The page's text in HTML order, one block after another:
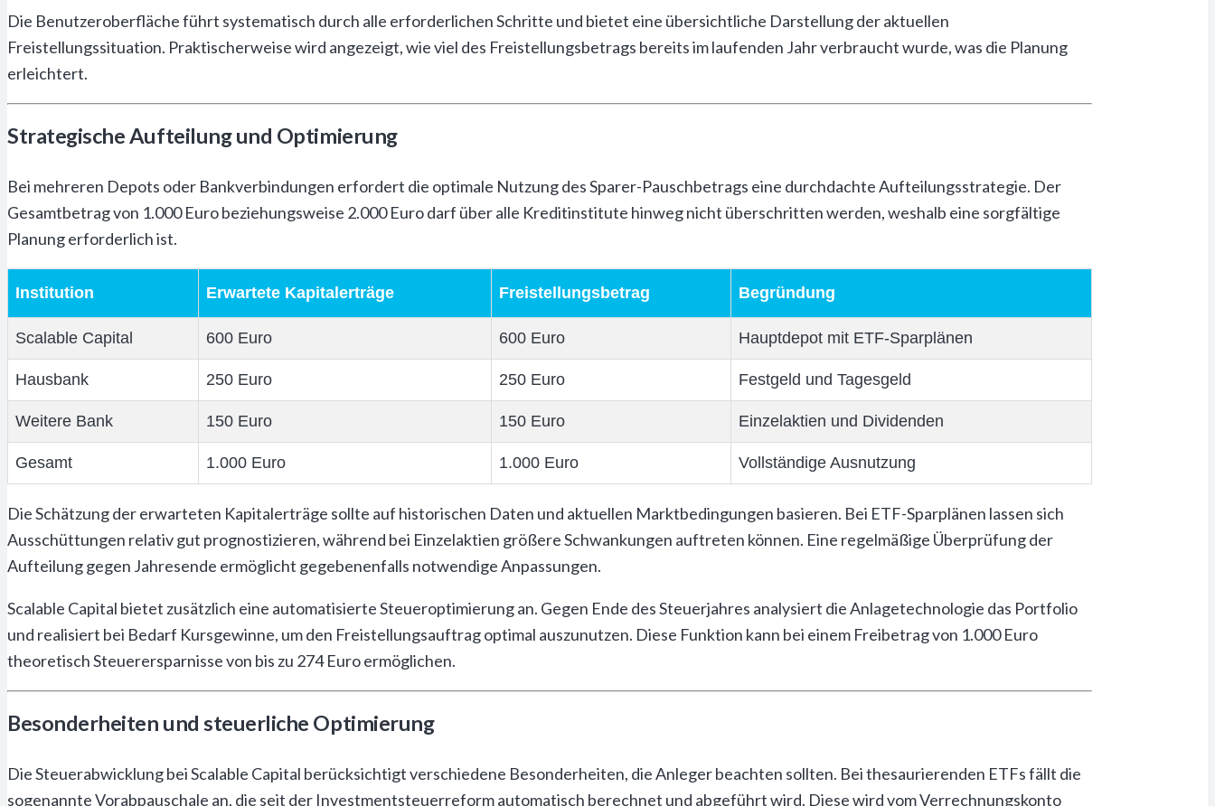
Die Benutzeroberfläche führt systematisch durch alle erforderlichen Schritte und bietet eine übersichtliche Darstellung der aktuellen
Freistellungssituation. Praktischerweise wird angezeigt, wie viel des Freistellungsbetrags bereits im laufenden Jahr verbraucht wurde, was die Planung
erleichtert.
Strategische Aufteilung und Optimierung
Bei mehreren Depots oder Bankverbindungen erfordert die optimale Nutzung des Sparer-Pauschbetrags eine durchdachte Aufteilungsstrategie. Der
Gesamtbetrag von 1.000 Euro beziehungsweise 2.000 Euro darf über alle Kreditinstitute hinweg nicht überschritten werden, weshalb eine sorgfältige
Planung erforderlich ist.
Institution Erwartete Kapitalerträge Freistellungsbetrag Begründung
Scalable Capital 600 Euro 600 Euro Hauptdepot mit ETF-Sparplänen
Hausbank 250 Euro 250 Euro Festgeld und Tagesgeld
Weitere Bank 150 Euro 150 Euro Einzelaktien und Dividenden
Gesamt 1.000 Euro 1.000 Euro Vollständige Ausnutzung
Die Schätzung der erwarteten Kapitalerträge sollte auf historischen Daten und aktuellen Marktbedingungen basieren. Bei ETF-Sparplänen lassen sich
Ausschüttungen relativ gut prognostizieren, während bei Einzelaktien größere Schwankungen auftreten können. Eine regelmäßige Überprüfung der
Aufteilung gegen Jahresende ermöglicht gegebenenfalls notwendige Anpassungen.
Scalable Capital bietet zusätzlich eine automatisierte Steueroptimierung an. Gegen Ende des Steuerjahres analysiert die Anlagetechnologie das Portfolio
und realisiert bei Bedarf Kursgewinne, um den Freistellungsauftrag optimal auszunutzen. Diese Funktion kann bei einem Freibetrag von 1.000 Euro
theoretisch Steuerersparnisse von bis zu 274 Euro ermöglichen.
Besonderheiten und steuerliche Optimierung
Die Steuerabwicklung bei Scalable Capital berücksichtigt verschiedene Besonderheiten, die Anleger beachten sollten. Bei thesaurierenden ETFs fällt die
sogenannte Vorabpauschale an, die seit der Investmentsteuerreform automatisch berechnet und abgeführt wird. Diese wird vom Verrechnungskonto